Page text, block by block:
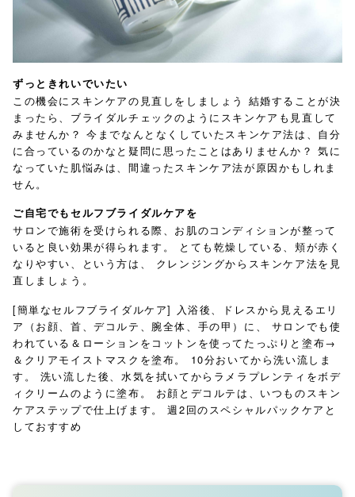
ずっときれいでいたい
この機会にスキンケアの見直しをしましょう 結婚することが決
まったら、ブライダルチェックのようにスキンケアも見直して
みませんか？ 今までなんとなくしていたスキンケア法は、自分
に合っているのかなと疑問に思ったことはありませんか？ 気に
なっていた肌悩みは、間違ったスキンケア法が原因かもしれま
せん。
ご自宅でもセルフブライダルケアを
サロンで施術を受けられる際、お肌のコンディションが整って
いると良い効果が得られます。
とても乾燥している、頬が赤く
なりやすい、という方は、
クレンジングからスキンケア法を見
直しましょう。
[簡単なセルフブライダルケア]
入浴後、ドレスから見えるエリ
ア（お顔、首、デコルテ、腕全体、手の甲）に、
サロンでも使
われている＆ローションをコットンを使ってたっぷりと塗布→
＆クリアモイストマスクを塗布。
10分おいてから洗い流しま
す。
洗い流した後、水気を拭いてからラメラプレンティをボデ
ィクリームのように塗布。
お顔とデコルテは、いつものスキン
ケアステップで仕上げます。
週2回のスペシャルパックケアと
しておすすめ